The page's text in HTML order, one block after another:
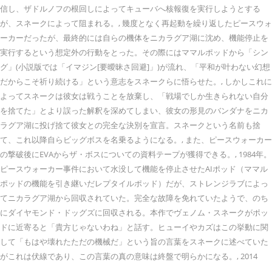
信し、ザドルノフの根回しによってキューバへ核報復を実行しようとする
が、スネークによって阻まれる。, 幾度となく再起動を繰り返したピースウォ
ーカーだったが、最終的には自らの機体をニカラグア湖に沈め、機能停止を
実行するという想定外の行動をとった。その際にはママルポッドから「シン
グ」(小説版では「イマジン[要曖昧さ回避]」)が流れ、「平和が叶わない幻想
だからこそ祈り続ける」という意志をスネークらに悟らせた。, しかしこれに
よってスネークは彼女は戦うことを放棄し、「戦場でしか生きられない自分
を捨てた」とより誤った解釈を深めてしまい、彼女の形見のバンダナをニカ
ラグア湖に投げ捨て彼女との完全な決別を宣言。スネークという名前も捨
て、これ以降自らビッグボスを名乗るようになる。, また、ピースウォーカー
の撃破後にEVAからザ・ボスについての資料テープが獲得できる。, 1984年。
ピースウォーカー事件において水没して機能を停止させたAIポッド（ママル
ポッドの機能を引き継いだレプタイルポッド）だが、ストレンジラブによっ
てニカラグア湖から回収されていた。完全な故障を免れていたようで、のち
にダイヤモンド・ドッグズに回収される。本作でヴェノム・スネークがポッ
ドに近寄ると「貴方じゃないわね」と話す。ヒューイやカズはこの挙動に関
して「もはや壊れたただの機械だ」という旨の言葉をスネークに述べていた
がこれは伏線であり、この言葉の真の意味は終盤で明らかになる。, 2014